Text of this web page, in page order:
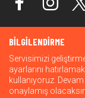
© 2026 Warner Bros.
BİLGİLENDİRME
Servisimizi
ayarlarını
kullanıyoruz. Devam
onaylamış